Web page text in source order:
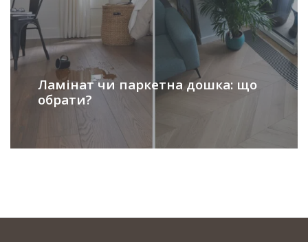
Ламінат чи паркетна дошка: що
обрати?